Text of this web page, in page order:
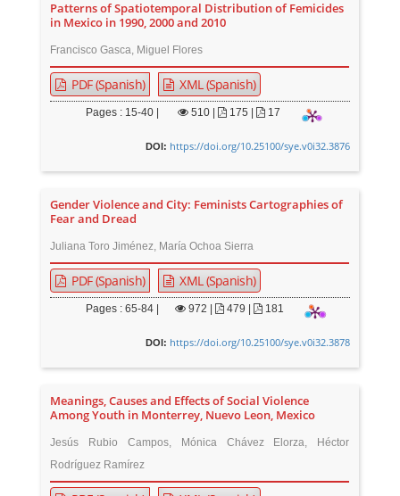
Patterns of Spatiotemporal Distribution of Femicides
in Mexico in 1990, 2000 and 2010
Francisco Gasca, Miguel Flores
PDF (Spanish) XML (Spanish)
Pages : 15-40 | 510| 175 | 17
DOI: https://doi.org/10.25100/sye.v0i32.3876
Gender Violence and City: Feminists Cartographies of
Fear and Dread
Juliana Toro Jiménez, María Ochoa Sierra
PDF (Spanish) XML (Spanish)
Pages : 65-84 | 972 479 | 181
DOI: https://doi.org/10.25100/sye.v0i32.3878
Meanings, Causes and Effects of Social Violence
Among Youth in Monterrey, Nuevo Leon, Mexico
Jesús Rubio Campos, Mónica Chávez Elorza, Héctor
Rodríguez Ramírez